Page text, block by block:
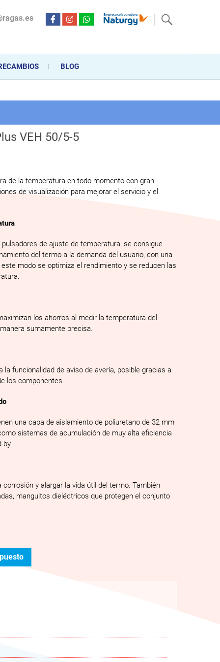
desde hace más de 20 años . Acompañamos al cliente
en la venta, montaje y reparación, hasta la
BLOG
VEH 50/5-5
de la temperatura en todo momento con gran
de visualización para mejorar el servicio y el
de ajuste de temperatura, se consigue
del termo a la demanda del usuario, con una
modo se optimiza el rendimiento y se reducen las
los ahorros al medir la temperatura del
sumamente precisa.
la funcionalidad de aviso de avería, posible gracias a
los componentes.
una capa de aislamiento de poliuretano de 32 mm
sistemas de acumulación de muy alta eficiencia
by.
y alargar la vida útil del termo. También
manguitos dieléctricos que protegen el conjunto